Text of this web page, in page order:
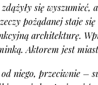
się
pożądanej staje
architekturę.
Aktorem jest
niego, przeciwnie –